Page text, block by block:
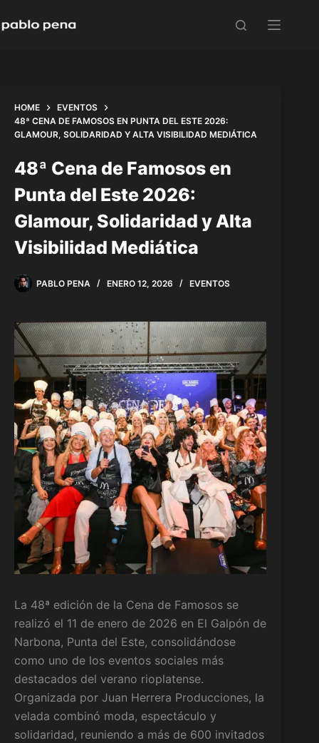
to
HOME
EVENTOS
48ª CENA DE FAMOSOS EN PUNTA DEL ESTE 2026:
GLAMOUR, SOLIDARIDAD Y ALTA VISIBILIDAD MEDIÁTICA
48ª Cena de Famosos en
Punta del Este 2026:
Glamour, Solidaridad y Alta
Visibilidad Mediática
PABLO PENA ENERO 12, 2026 EVENTOS
La 48ª edición de la Cena de Famosos se
realizó el 11 de enero de 2026 en El Galpón de
Narbona, Punta del Este, consolidándose
como uno de los eventos sociales más
destacados del verano rioplatense.
Organizada por Juan Herrera Producciones, la
velada combinó moda, espectáculo y
solidaridad, reuniendo a más de 600 invitados